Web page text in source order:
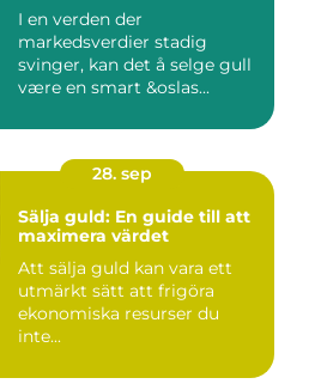
I en verden der
markedsverdier stadig
svinger, kan det å selge gull
være en smart &oslas...
28. sep
Sälja guld: En guide till att
maximera värdet
Att sälja guld kan vara ett
utmärkt sätt att frigöra
ekonomiska resurser du
inte...